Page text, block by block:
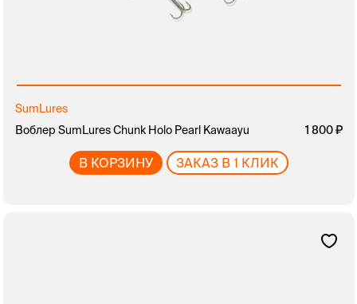
SumLures
Воблер SumLures Chunk Holo Pearl Kawaayu
1 800
В КОРЗИНУ ЗАКАЗ В 1 КЛИК